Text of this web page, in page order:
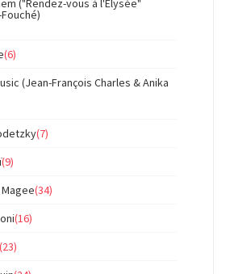
("Rendez-vous à l'Elysée"
(6)
(Jean-François Charles & Anika
(7)
(9)
Magee(34)
(16)
(23)